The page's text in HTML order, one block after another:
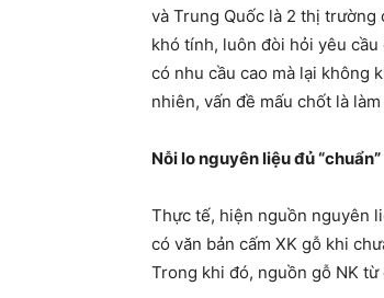
và Trung Quốc là 2 thị
khó tính, luôn đòi hỏi yêu
có nhu cầu cao mà lại không
nhiên, vấn đề mấu chốt là
Nỗi lo nguyên liệu đủ “chuẩn”
Thực tế, hiện nguồn nguyên
có văn bản cấm XK gỗ khi
Trong khi đó, nguồn gỗ NK